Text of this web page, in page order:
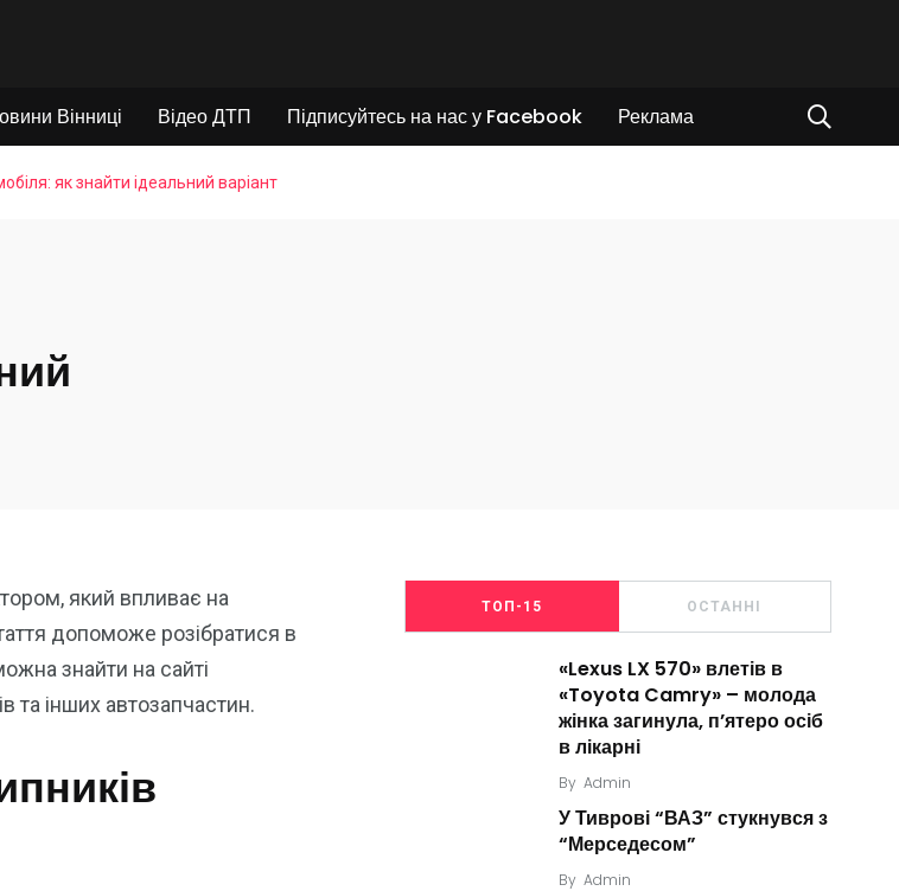
Вінниці Відео ДТП Підписуйтесь на нас у Facebook Реклама
як знайти ідеальний варіант
який впливає на
допоможе розібратися в
знайти на сайті
та інших автозапчастин.
ТОП-15 ОСТАННІ
«Lexus LX 570» влетів в
«Toyota Camry» – молода
жінка загинула, п’ятеро осіб
в лікарні
By Admin
У Тиврові “ВАЗ” стукнувся з
“Мерседесом”
By Admin